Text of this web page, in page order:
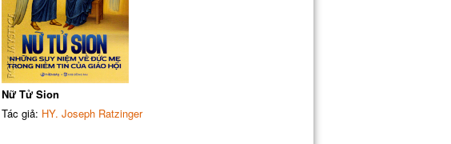
Nữ Tử Sion
Tác giả: HY. Joseph Ratzinger